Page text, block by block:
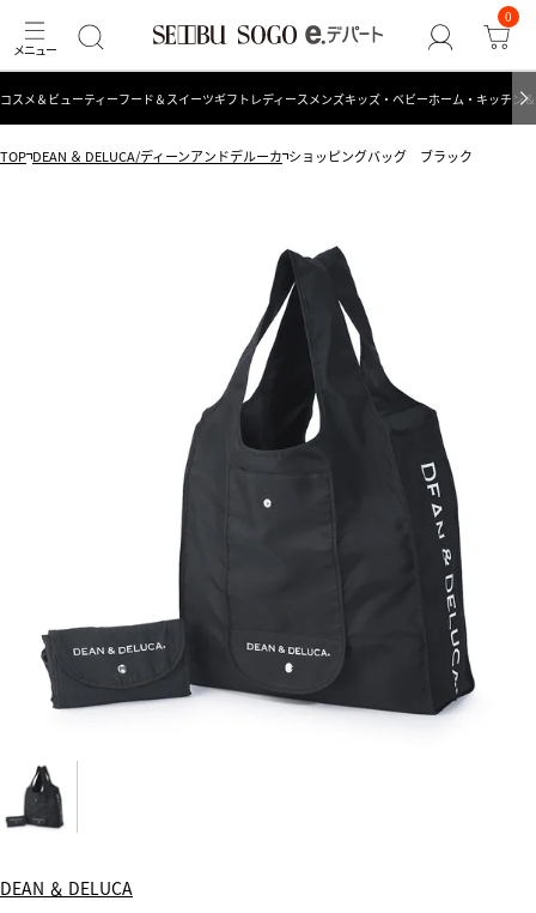
0
コスメ＆ビューティーフード＆スイーツギフト レディース メンズキッズ・ベビーホーム・キッチン
TOP DEAN ＆ DELUCA/ディーンアンドデルーカ ショッピングバッグ ブラック
DEAN ＆ DELUCA